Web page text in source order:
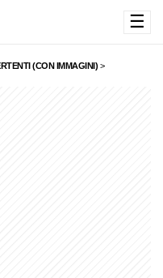
☰
(CON IMMAGINI) >